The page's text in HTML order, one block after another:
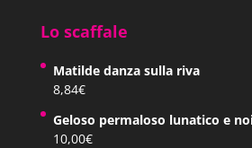
— Strano — disse Tirin. —
pensato… Commenti degli
verità di queste parole.
Lo scaffale
Matilde danza sulla riva
8,84€
Geloso permaloso lunatico e
10,00€